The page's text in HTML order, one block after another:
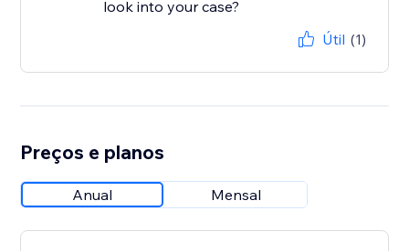
look into your case?
Útil (1)
Preços e planos
Anual Mensal